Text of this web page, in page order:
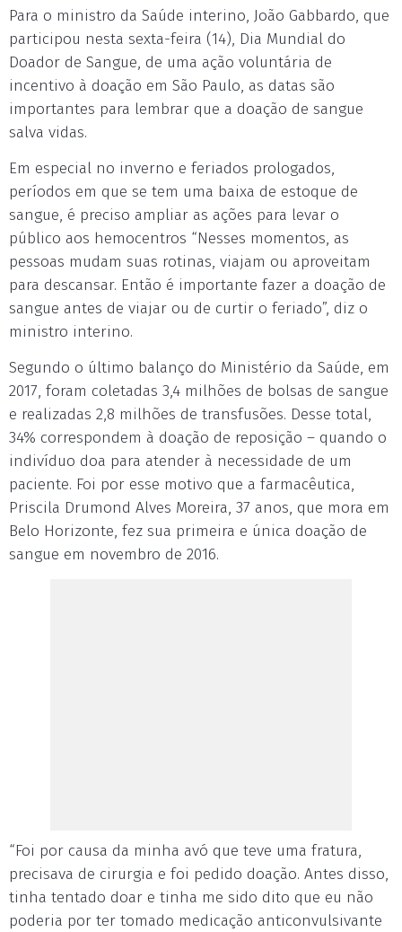
Para o ministro da Saúde interino, João Gabbardo, que
participou nesta sexta-feira (14), Dia Mundial do
Doador de Sangue, de uma ação voluntária de
incentivo à doação em São Paulo, as datas são
importantes para lembrar que a doação de sangue
salva vidas.
Em especial no inverno e feriados prologados,
períodos em que se tem uma baixa de estoque de
sangue, é preciso ampliar as ações para levar o
público aos hemocentros “Nesses momentos, as
pessoas mudam suas rotinas, viajam ou aproveitam
para descansar. Então é importante fazer a doação de
sangue antes de viajar ou de curtir o feriado”, diz o
ministro interino.
Segundo o último balanço do Ministério da Saúde, em
2017, foram coletadas 3,4 milhões de bolsas de sangue
e realizadas 2,8 milhões de transfusões. Desse total,
34% correspondem à doação de reposição – quando o
indivíduo doa para atender à necessidade de um
paciente. Foi por esse motivo que a farmacêutica,
Priscila Drumond Alves Moreira, 37 anos, que mora em
Belo Horizonte, fez sua primeira e única doação de
sangue em novembro de 2016.
“Foi por causa da minha avó que teve uma fratura,
precisava de cirurgia e foi pedido doação. Antes disso,
tinha tentado doar e tinha me sido dito que eu não
poderia por ter tomado medicação anticonvulsivante